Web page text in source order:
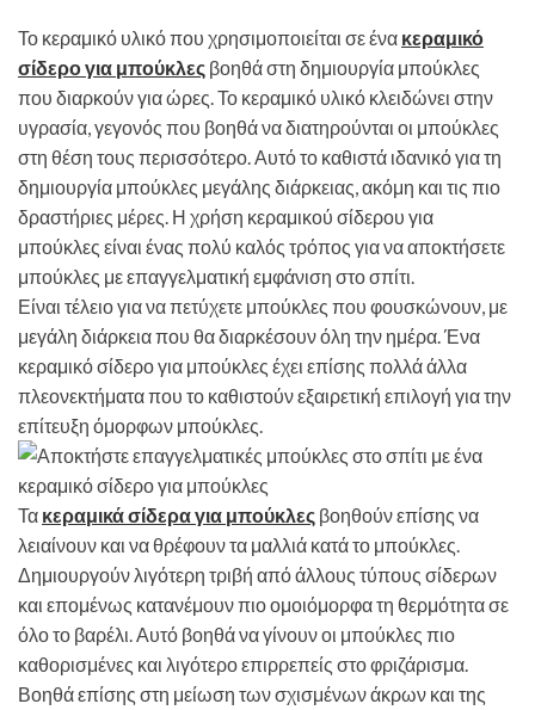
Το κεραμικό υλικό που χρησιμοποιείται σε ένα κεραμικό
σίδερο για μπούκλες βοηθά στη δημιουργία μπούκλες
που διαρκούν για ώρες. Το κεραμικό υλικό κλειδώνει στην
υγρασία, γεγονός που βοηθά να διατηρούνται οι μπούκλες
στη θέση τους περισσότερο. Αυτό το καθιστά ιδανικό για τη
δημιουργία μπούκλες μεγάλης διάρκειας, ακόμη και τις πιο
δραστήριες μέρες. Η χρήση κεραμικού σίδερου για
μπούκλες είναι ένας πολύ καλός τρόπος για να αποκτήσετε
μπούκλες με επαγγελματική εμφάνιση στο σπίτι.
Είναι τέλειο για να πετύχετε μπούκλες που φουσκώνουν, με
μεγάλη διάρκεια που θα διαρκέσουν όλη την ημέρα. Ένα
κεραμικό σίδερο για μπούκλες έχει επίσης πολλά άλλα
πλεονεκτήματα που το καθιστούν εξαιρετική επιλογή για την
επίτευξη όμορφων μπούκλες.
Τα κεραμικά σίδερα για μπούκλες βοηθούν επίσης να
λειαίνουν και να θρέφουν τα μαλλιά κατά το μπούκλες.
Δημιουργούν λιγότερη τριβή από άλλους τύπους σίδερων
και επομένως κατανέμουν πιο ομοιόμορφα τη θερμότητα σε
όλο το βαρέλι. Αυτό βοηθά να γίνουν οι μπούκλες πιο
καθορισμένες και λιγότερο επιρρεπείς στο φριζάρισμα.
Βοηθά επίσης στη μείωση των σχισμένων άκρων και της